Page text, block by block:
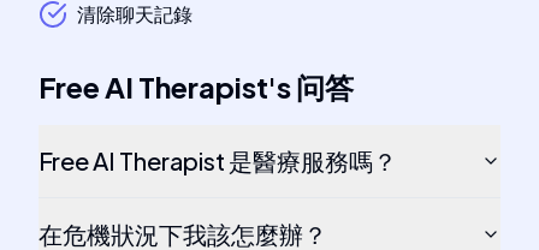
清除聊天記錄
Free AI Therapist's问答
Free AI Therapist 是醫療服務嗎？
在危機狀況下我該怎麼辦？